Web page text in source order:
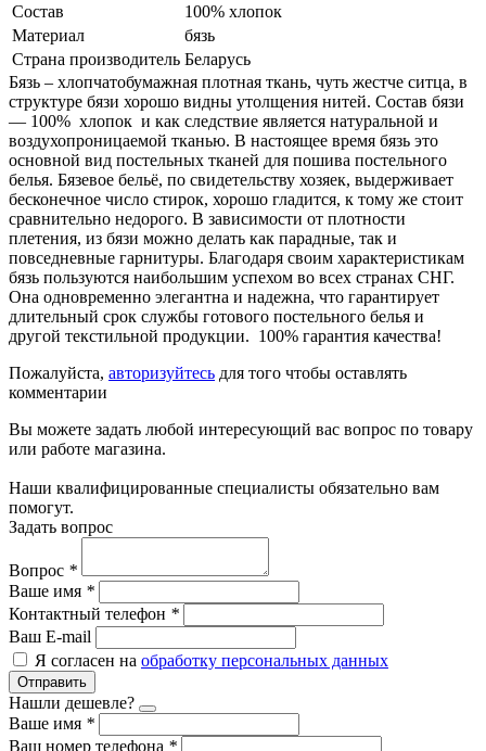
Состав
100% хлопок
Материал
бязь
Страна производитель Беларусь
Бязь – хлопчатобумажная плотная ткань, чуть жестче ситца, в
структуре бязи хорошо видны утолщения нитей. Состав бязи
― 100% хлопок и как следствие является натуральной и
воздухопроницаемой тканью. В настоящее время бязь это
основной вид постельных тканей для пошива постельного
белья. Бязевое бельё, по свидетельству хозяек, выдерживает
бесконечное число стирок, хорошо гладится, к тому же стоит
сравнительно недорого. В зависимости от плотности
плетения, из бязи можно делать как парадные, так и
повседневные гарнитуры. Благодаря своим характеристикам
бязь пользуются наибольшим успехом во всех странах СНГ.
Она одновременно элегантна и надежна, что гарантирует
длительный срок службы готового постельного белья и
другой текстильной продукции. 100% гарантия качества!
Пожалуйста, авторизуйтесь для того чтобы оставлять
комментарии
Вы можете задать любой интересующий вас вопрос по товару
или работе магазина.
Наши квалифицированные специалисты обязательно вам
помогут.
Задать вопрос
Вопрос *
Ваше имя *
Контактный телефон *
Ваш E-mail
Я согласен на обработку персональных данных
Отправить
Нашли дешевле?
Ваше имя *
Ваш номер телефона *